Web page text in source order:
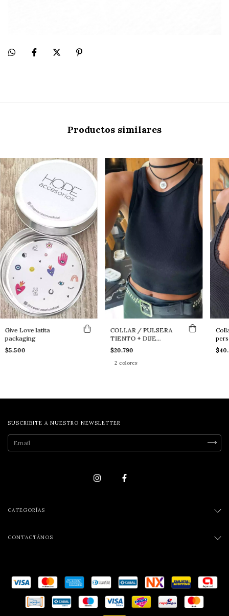
Productos similares
Give Love latita
packaging
$5.500
COLLAR / PULSERA
TIENTO + DIJE
CIRCULO
PERSONALIZADO
$20.790
2 colores
SUSCRIBITE A NUESTRO NEWSLETTER
CATEGORÍAS
CONTACTÁNOS